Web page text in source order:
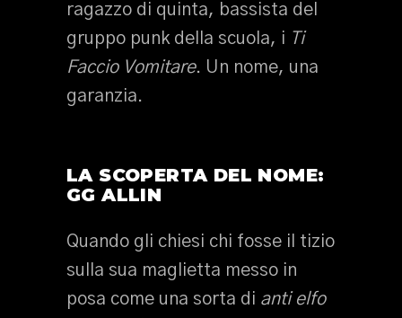
ragazzo di quinta, bassista del
gruppo punk della scuola, i Ti
Faccio Vomitare. Un nome, una
garanzia.
LA SCOPERTA DEL NOME:
GG ALLIN
Quando gli chiesi chi fosse il tizio
sulla sua maglietta messo in
posa come una sorta di anti elfo